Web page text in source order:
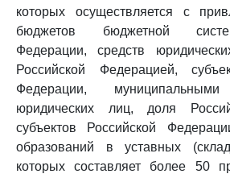
которых осуществляется с
бюджетов бюджетной
Федерации, средств
Российской Федерацией,
Федерации, муниципальными
юридических лиц, доля
субъектов Российской
образований в уставных
которых составляет более 50